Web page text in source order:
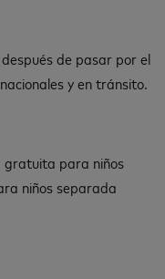
de pasar por el
y en tránsito.
gratuita para niños
niños separada